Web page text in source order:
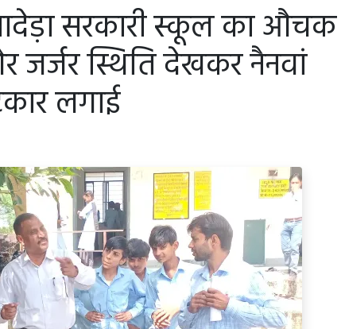
सरकारी स्कूल का औचक
जर्जर स्थिति देखकर नैनवां
लगाई